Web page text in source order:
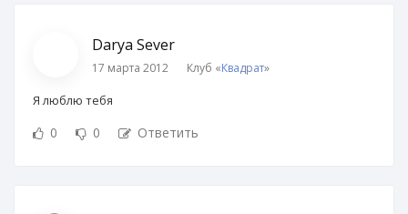
Darya Sever
17 марта 2012 Клуб «Квадрат»
Я люблю тебя
0 0 Ответить